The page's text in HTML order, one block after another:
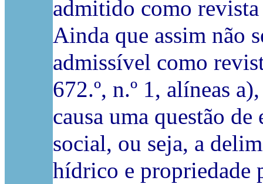
admitido como
Ainda que assim não
admissível como
672.º, n.º 1, alíneas
causa uma questão
social, ou seja, a
hídrico e propriedade